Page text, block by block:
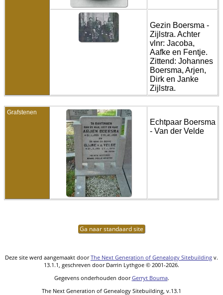
Gezin Boersma -
Zijlstra. Achter
vlnr: Jacoba,
Aafke en Fentje.
Zittend: Johannes
Boersma, Arjen,
Dirk en Janke
Zijlstra.
Grafstenen
Echtpaar Boersma
- Van der Velde
Ga naar standaard site
Deze site werd aangemaakt doorThe Next Generation of Genealogy Sitebuilding v.
13.1.1, geschreven door Darrin Lythgoe © 2001-2026.
Gegevens onderhouden doorGerryt Bouma.
The Next Generation of Genealogy Sitebuilding, v.13.1